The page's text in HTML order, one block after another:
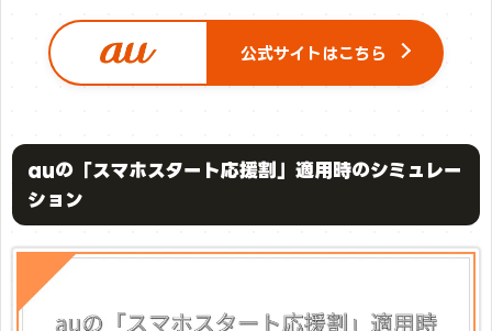
公式サイトはこちら
auの「スマホスタート応援割」適用時のシミュレー
ション